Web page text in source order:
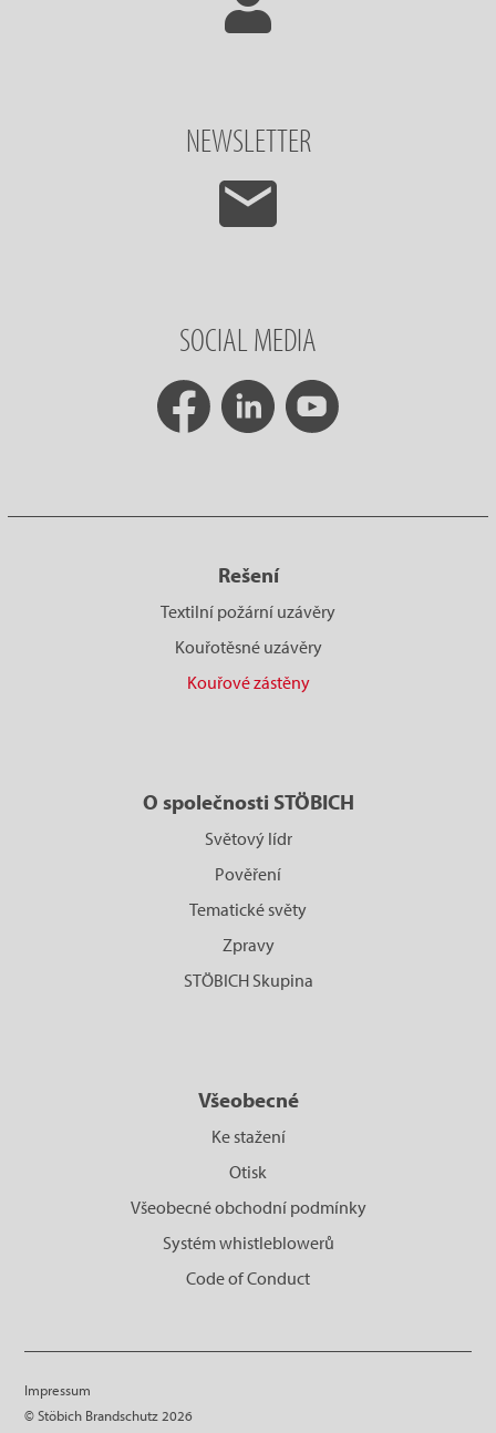
NEWSLETTER
SOCIAL MEDIA
Rešení
Textilní požární uzávěry
Kouřotěsné uzávěry
Kouřové zástěny
O společnosti STÖBICH
Světový lídr
Pověření
Tematické světy
Zpravy
STÖBICH Skupina
Všeobecné
Ke stažení
Otisk
Všeobecné obchodní podmínky
Systém whistleblowerů
Code of Conduct
Impressum
© Stöbich Brandschutz 2026